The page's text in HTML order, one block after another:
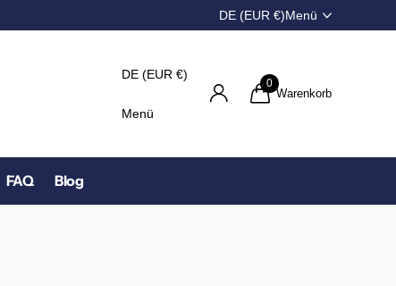
DE (EUR €)Menü
DE (EUR €)
Menü
0
Warenkorb
FAQ Blog